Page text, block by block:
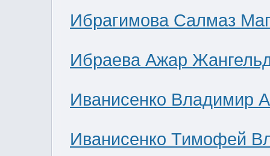
Ибрагимова Салмаз
Ибраева Ажар
Иванисенко Владимир
Иванисенко Тимофей